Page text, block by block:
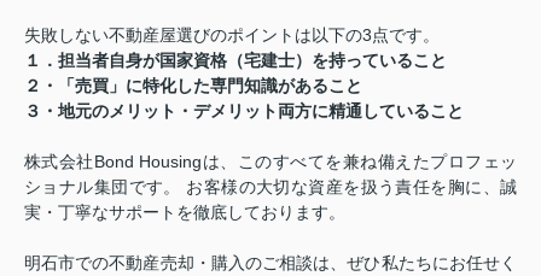
失敗しない不動産屋選びのポイントは以下の3点です。
１．担当者自身が国家資格（宅建士）を持っていること
２・「売買」に特化した専門知識があること
３・地元のメリット・デメリット両方に精通していること
株式会社Bond Housingは、このすべてを兼ね備えたプロフェッ
ショナル集団です。 お客様の大切な資産を扱う責任を胸に、誠
実・丁寧なサポートを徹底しております。
明石市での不動産売却・購入のご相談は、ぜひ私たちにお任せく